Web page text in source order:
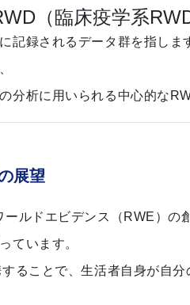
（臨床疫学系
記録されるデータ群を指し
分析に用いられる中心的な
展望
ールドエビデンス（RWE）の
ています。
ることで、生活者自身が自